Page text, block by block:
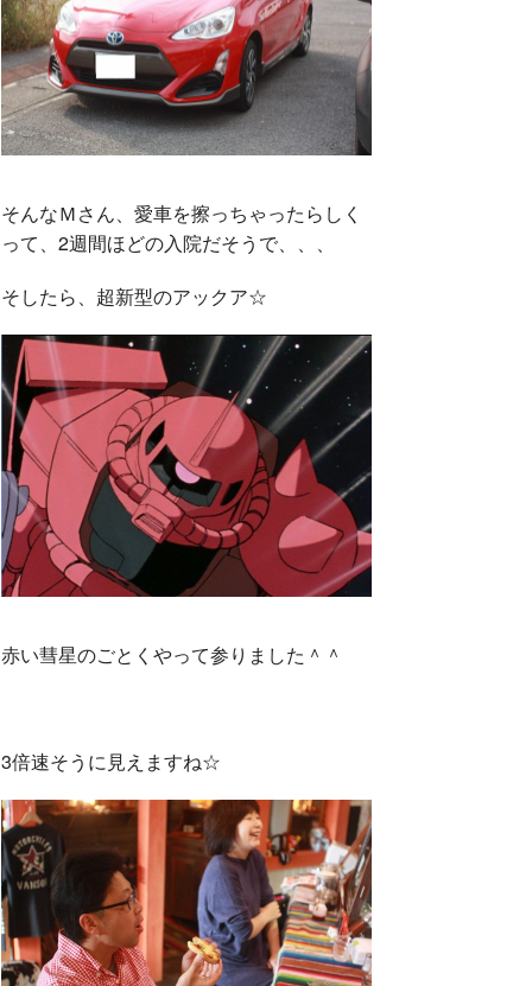
そんなＭさん、愛車を擦っちゃったらしく
って、2週間ほどの入院だそうで、、、
そしたら、超新型のアックア☆
赤い彗星のごとくやって参りました＾＾
3倍速そうに見えますね☆